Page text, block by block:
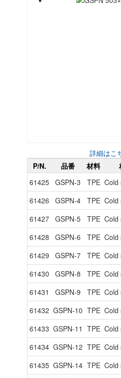
詳細はこ
P/N.
品番 材料
61425 GSPN-3 TPE Cold
61426
GSPN-4 TPE Cold
61427 GSPN-5 TPE Cold
61428
GSPN-6 TPE Cold
61429
GSPN-7 TPE Cold
61430
GSPN-8 TPE Cold
61431
GSPN-9 TPE Cold
61432 GSPN-10 TPE Cold
61433 GSPN-11 TPE Cold
61434 GSPN-12 TPE Cold
61435 GSPN-14 TPE Cold